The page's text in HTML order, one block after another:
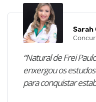
Sarah
“Natural de Frei
enxergou os
para conquistar